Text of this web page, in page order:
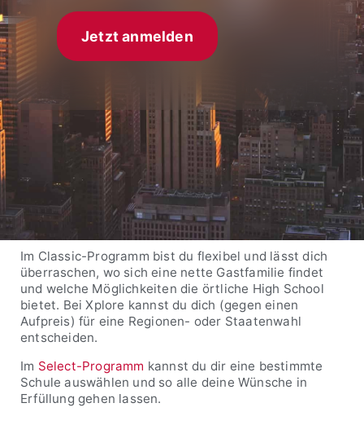
Jetzt anmelden
Im Classic-Programm bist du flexibel und lässt dich
überraschen, wo sich eine nette Gastfamilie findet
und welche Möglichkeiten die örtliche High School
bietet. Bei Xplore kannst du dich (gegen einen
Aufpreis) für eine Regionen- oder Staatenwahl
entscheiden.
Im Select-Programm kannst du dir eine bestimmte
Schule auswählen und so alle deine Wünsche in
Erfüllung gehen lassen.